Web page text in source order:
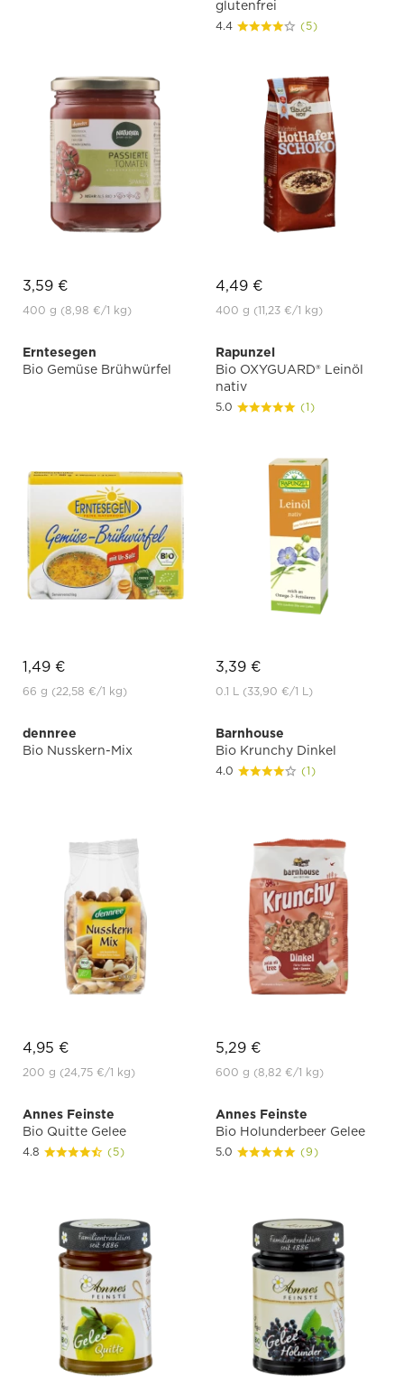
3,59 €
400 g (8,98 €/1 kg)
glutenfrei
4.4 (5)
4,49 €
400 g (11,23 €/1 kg)
Erntesegen
Bio Gemüse Brühwürfel
1,49 €
66 g (22,58 €/1 kg)
Rapunzel
Bio OXYGUARD® Leinöl
nativ
5.0 (1)
3,39 €
0.1 L (33,90 €/1 L)
dennree
Bio Nusskern-Mix
4,95 €
200 g (24,75 €/1 kg)
Barnhouse
Bio Krunchy Dinkel
4.0 (1)
5,29 €
600 g (8,82 €/1 kg)
Annes Feinste
Bio Quitte Gelee
4.8 (5)
Annes Feinste
Bio Holunderbeer Gelee
5.0 (9)